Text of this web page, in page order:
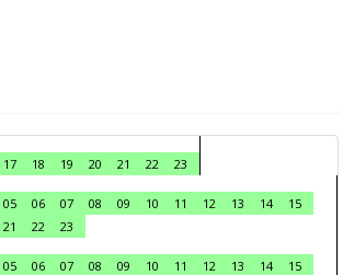
17 18 19 20 21 22
23
05 06 07 08 09 10 11 12 13 14
15
21 22
23
05 06 07 08 09 10 11 12 13 14
15